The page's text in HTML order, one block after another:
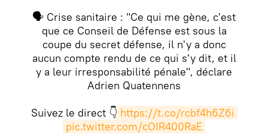
🗣️ Crise sanitaire : "Ce qui me gène, c'est
que ce Conseil de Défense est sous la
coupe du secret défense, il n'y a donc
aucun compte rendu de ce qui s'y dit, et il
y a leur irresponsabilité pénale", déclare
Adrien Quatennens
Suivez le direct 👇 https://t.co/rcbf4h6Z6i
pic.twitter.com/cOIR400RaE